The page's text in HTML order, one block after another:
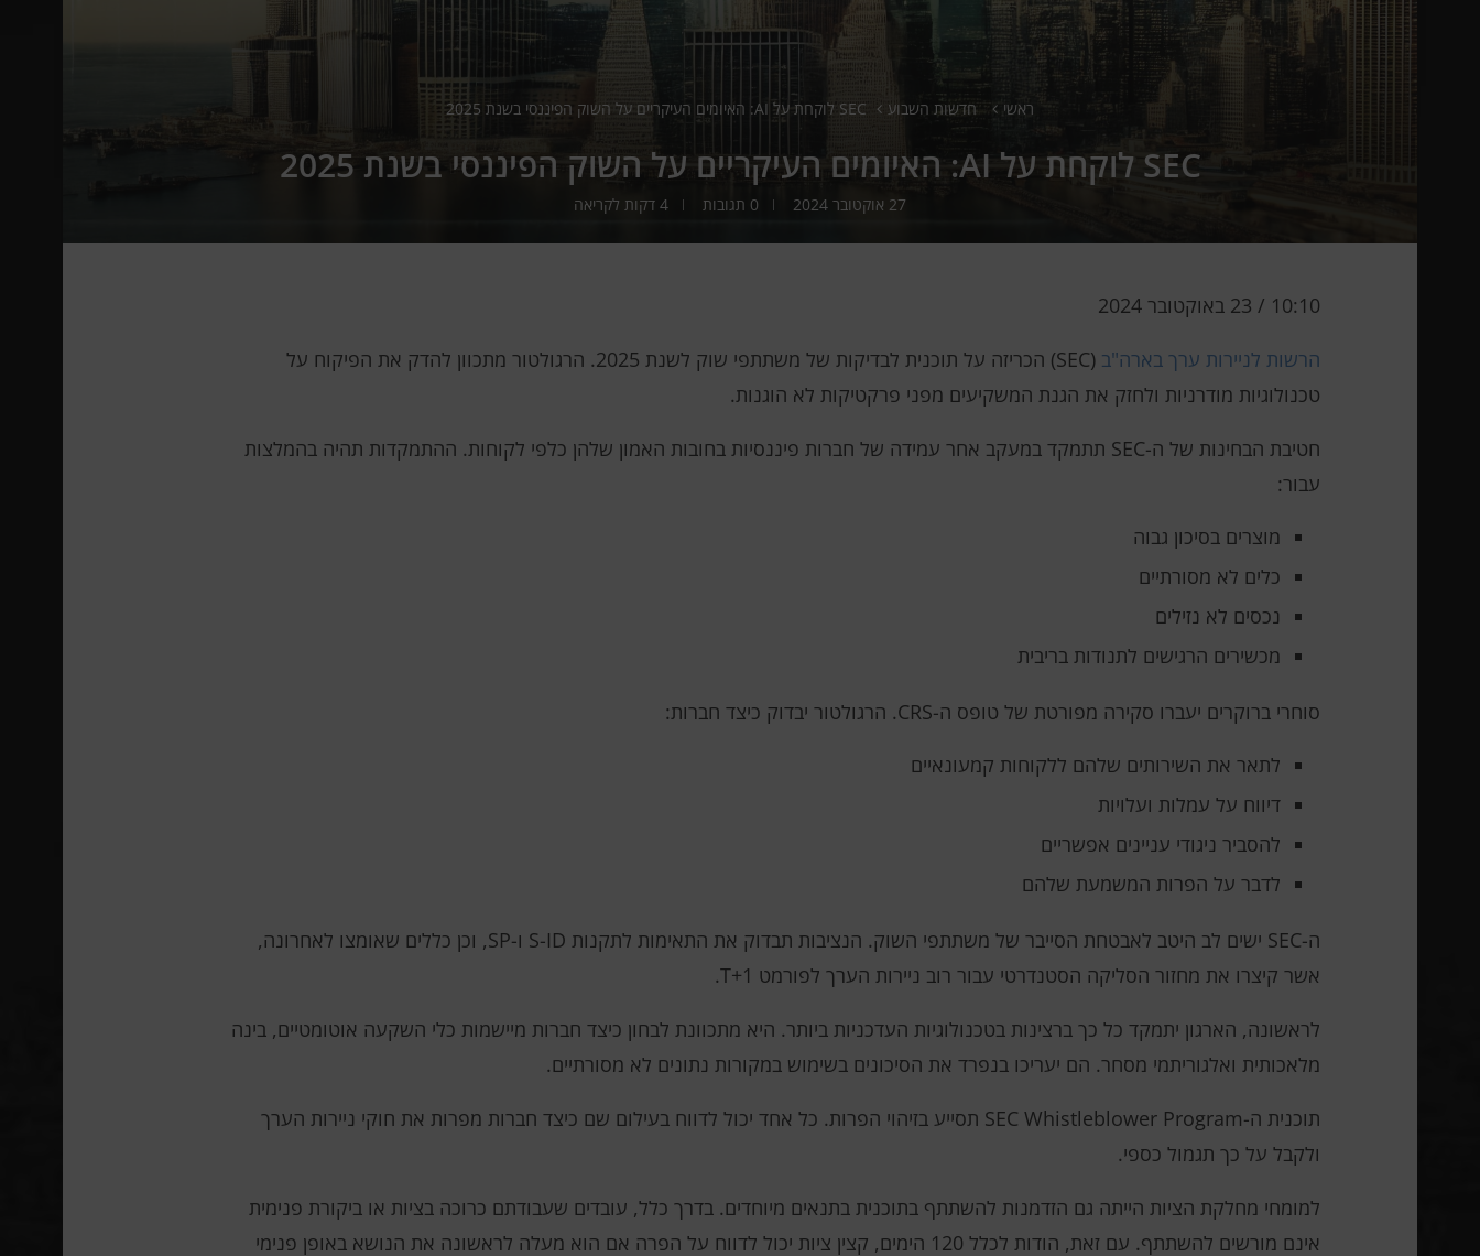
ראשי חדשות השבוע SEC לוקחת על AI: האיומים העיקריים על השוק הפיננסי בשנת 2025
SEC לוקחת על AI: האיומים העיקריים על השוק הפיננסי בשנת 2025
27 אוקטובר 2024 0 תגובות 4 דקות לקריאה
10:10 / 23 באוקטובר 2024
הרשות לניירות ערך בארה"ב
(SEC) הכריזה על תוכנית לבדיקות של משתתפי שוק לשנת 2025. הרגולטור מתכוון להדק את הפיקוח על
טכנולוגיות מודרניות ולחזק את הגנת המשקיעים מפני פרקטיקות לא הוגנות.
חטיבת הבחינות של ה-SEC תתמקד במעקב אחר עמידה של חברות פיננסיות בחובות האמון שלהן כלפי לקוחות. ההתמקדות תהיה בהמלצות
עבור:
מוצרים בסיכון גבוה
כלים לא מסורתיים
נכסים לא נזילים
מכשירים הרגישים לתנודות בריבית
סוחרי ברוקרים יעברו סקירה מפורטת של טופס ה-CRS. הרגולטור יבדוק כיצד חברות:
לתאר את השירותים שלהם ללקוחות קמעונאיים
דיווח על עמלות ועלויות
להסביר ניגודי עניינים אפשריים
לדבר על הפרות המשמעת שלהם
ה-SEC ישים לב היטב לאבטחת הסייבר של משתתפי השוק. הנציבות תבדוק את התאימות לתקנות S-ID ו-SP, וכן כללים שאומצו לאחרונה,
אשר קיצרו את מחזור הסליקה הסטנדרטי עבור רוב ניירות הערך לפורמט T+1.
לראשונה, הארגון יתמקד כל כך ברצינות בטכנולוגיות העדכניות ביותר. היא מתכוונת לבחון כיצד חברות מיישמות כלי השקעה אוטומטיים, בינה
מלאכותית ואלגוריתמי מסחר. הם יעריכו בנפרד את הסיכונים בשימוש במקורות נתונים לא מסורתיים.
תוכנית ה-SEC Whistleblower Program תסייע בזיהוי הפרות. כל אחד יכול לדווח בעילום שם כיצד חברות מפרות את חוקי ניירות הערך
ולקבל על כך תגמול כספי.
למומחי מחלקת הציות הייתה גם הזדמנות להשתתף בתוכנית בתנאים מיוחדים. בדרך כלל, עובדים שעבודתם כרוכה בציות או ביקורת פנימית
אינם מורשים להשתתף. עם זאת, הודות לכלל 120 הימים, קצין ציות יכול לדווח על הפרה אם הוא מעלה לראשונה את הנושא באופן פנימי